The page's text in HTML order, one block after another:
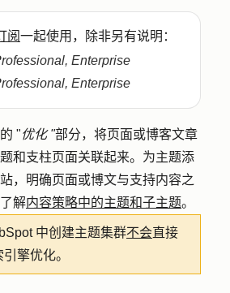
阅一起使用，除非另有说明：
Enterprise
Enterprise
"优化 "部分，将页面或博客文章
和支柱页面关联起来。为主题添
，明确页面或博文与支持内容之
解内容策略中的主题和子主题。
中创建主题集群不会直接
擎优化。